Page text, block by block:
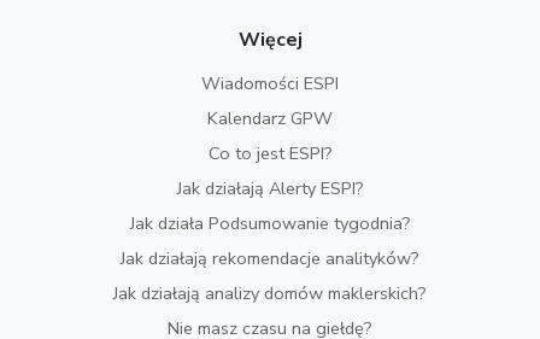
Więcej
Wiadomości ESPI
Kalendarz GPW
Co to jest ESPI?
Jak działają Alerty ESPI?
Jak działa Podsumowanie tygodnia?
Jak działają rekomendacje analityków?
Jak działają analizy domów maklerskich?
Nie masz czasu na giełdę?